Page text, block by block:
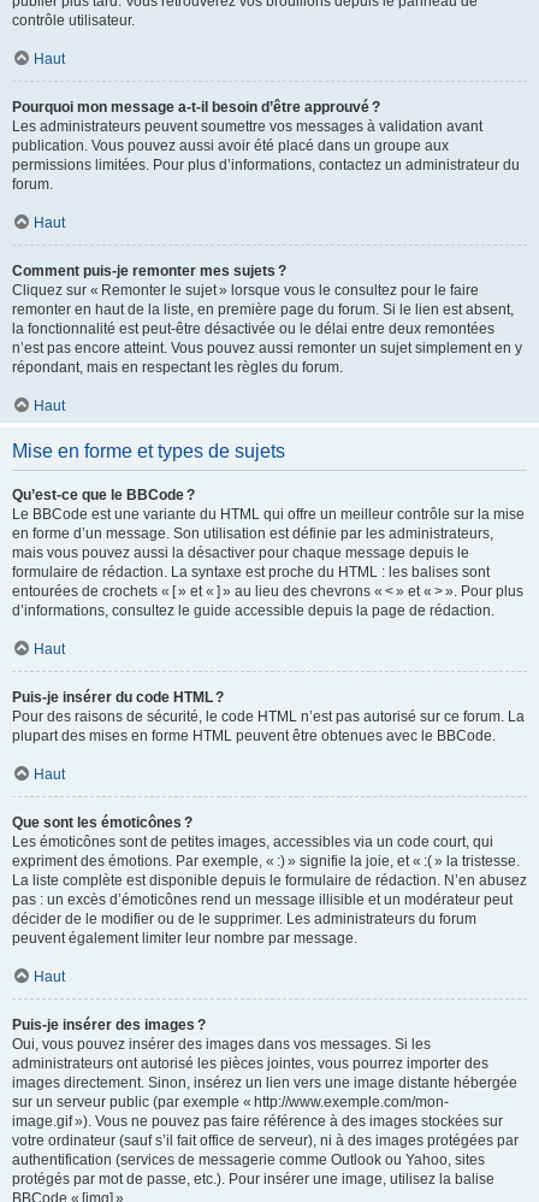
contrôle utilisateur.
Haut
Pourquoi mon message a-t-il besoin d’être approuvé ?
Les administrateurs peuvent soumettre vos messages à validation avant
publication. Vous pouvez aussi avoir été placé dans un groupe aux
permissions limitées. Pour plus d’informations, contactez un administrateur du
forum.
Haut
Comment puis-je remonter mes sujets ?
Cliquez sur « Remonter le sujet » lorsque vous le consultez pour le faire
remonter en haut de la liste, en première page du forum. Si le lien est absent,
la fonctionnalité est peut-être désactivée ou le délai entre deux remontées
n’est pas encore atteint. Vous pouvez aussi remonter un sujet simplement en y
répondant, mais en respectant les règles du forum.
Haut
Mise en forme et types de sujets
Qu’est-ce que le BBCode ?
Le BBCode est une variante du HTML qui offre un meilleur contrôle sur la mise
en forme d’un message. Son utilisation est définie par les administrateurs,
mais vous pouvez aussi la désactiver pour chaque message depuis le
formulaire de rédaction. La syntaxe est proche du HTML : les balises sont
entourées de crochets « [ » et « ] » au lieu des chevrons « < » et « > ». Pour plus
d’informations, consultez le guide accessible depuis la page de rédaction.
Haut
Puis-je insérer du code HTML ?
Pour des raisons de sécurité, le code HTML n’est pas autorisé sur ce forum. La
plupart des mises en forme HTML peuvent être obtenues avec le BBCode.
Haut
Que sont les émoticônes ?
Les émoticônes sont de petites images, accessibles via un code court, qui
expriment des émotions. Par exemple, « :) » signifie la joie, et « :( » la tristesse.
La liste complète est disponible depuis le formulaire de rédaction. N’en abusez
pas : un excès d’émoticônes rend un message illisible et un modérateur peut
décider de le modifier ou de le supprimer. Les administrateurs du forum
peuvent également limiter leur nombre par message.
Haut
Puis-je insérer des images ?
Oui, vous pouvez insérer des images dans vos messages. Si les
administrateurs ont autorisé les pièces jointes, vous pourrez importer des
images directement. Sinon, insérez un lien vers une image distante hébergée
sur un serveur public (par exemple « http://www.exemple.com/mon-
image.gif »). Vous ne pouvez pas faire référence à des images stockées sur
votre ordinateur (sauf s’il fait office de serveur), ni à des images protégées par
authentification (services de messagerie comme Outlook ou Yahoo, sites
protégés par mot de passe, etc.). Pour insérer une image, utilisez la balise